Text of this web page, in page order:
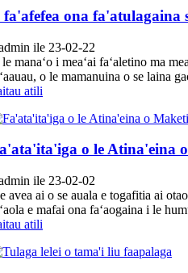
fa'afefea ona fa'atulagaina
ile 23-02-22
manaʻo i meaʻai faʻaletino ma
o le mamanuina o se laina
atili
o le Atina'eina
ile 23-02-02
avea ai o se auala e togafitia ai
e mafai ona faʻaogaina i le
atili